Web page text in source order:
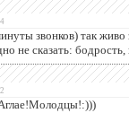
звонков) так
не сказать: бодрость,